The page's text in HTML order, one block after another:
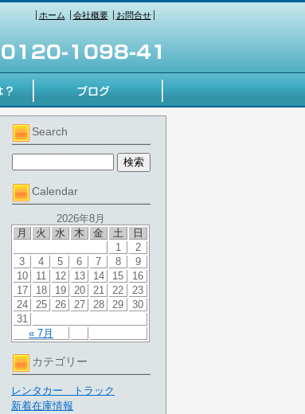
ホーム 会社概要 お問合せ
Search
Calendar
2026年8月
月
火 水 木 金 土 日
« 7月
1
2
3
4 5 6 7 8
9
10
11 12 13 14 15
16
17
18 19 20 21 22
23
24
25 26 27 28 29
30
31
カテゴリー
レンタカー トラック
新着在庫情報